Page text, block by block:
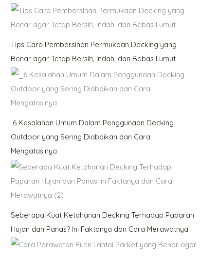
Tips Cara Pembersihan Permukaan Decking yang
Benar agar Tetap Bersih, Indah, dan Bebas Lumut
6 Kesalahan Umum Dalam Penggunaan Decking
Outdoor yang Sering Diabaikan dan Cara
Mengatasinya
Seberapa Kuat Ketahanan Decking Terhadap Paparan
Hujan dan Panas? Ini Faktanya dan Cara Merawatnya